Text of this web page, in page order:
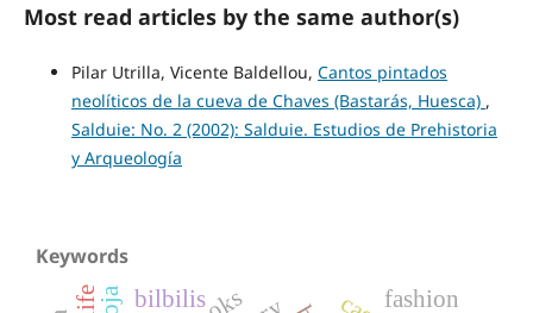
Most read articles by the same author(s)
Pilar Utrilla, Vicente Baldellou, Cantos pintados
neolíticos de la cueva de Chaves (Bastarás, Huesca) ,
Salduie: No. 2 (2002): Salduie. Estudios de Prehistoria
y Arqueología
Keywords
bilbilis fashion